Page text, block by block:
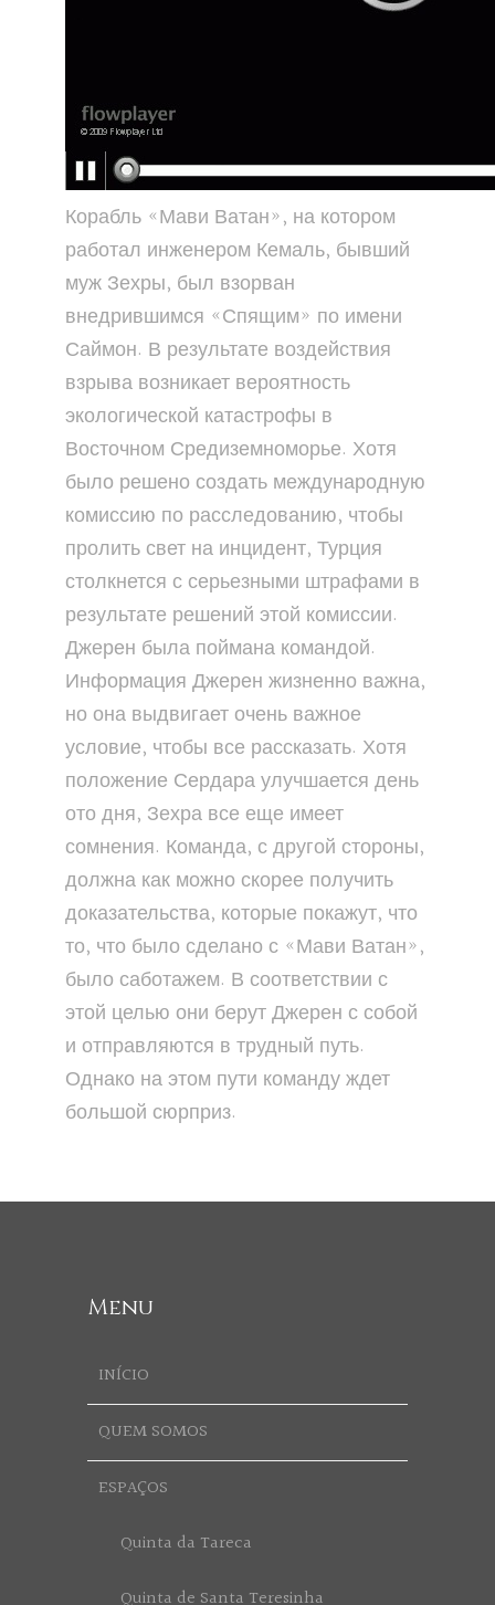
Корабль «Мави Ватан», на котором
работал инженером Кемаль, бывший
муж Зехры, был взорван
внедрившимся «Спящим» по имени
Саймон. В результате воздействия
взрыва возникает вероятность
экологической катастрофы в
Восточном Средиземноморье. Хотя
было решено создать международную
комиссию по расследованию, чтобы
пролить свет на инцидент, Турция
столкнется с серьезными штрафами в
результате решений этой комиссии.
Джерен была поймана командой.
Информация Джерен жизненно важна,
но она выдвигает очень важное
условие, чтобы все рассказать. Хотя
положение Сердара улучшается день
ото дня, Зехра все еще имеет
сомнения. Команда, с другой стороны,
должна как можно скорее получить
доказательства, которые покажут, что
то, что было сделано с «Мави Ватан»,
было саботажем. В соответствии с
этой целью они берут Джерен с собой
и отправляются в трудный путь.
Однако на этом пути команду ждет
большой сюрприз.
Menu
INÍCIO
QUEM SOMOS
ESPAÇOS
Quinta da Tareca
Quinta de Santa Teresinha